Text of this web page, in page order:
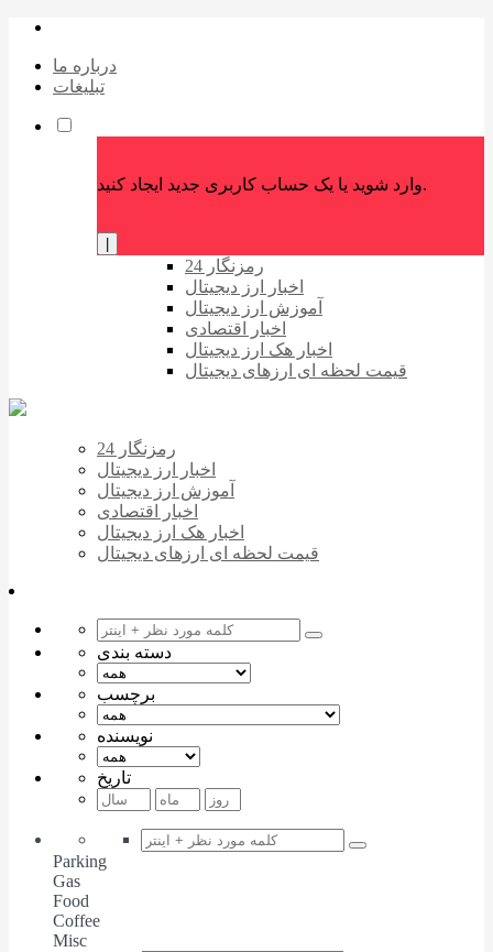
درباره ما
تبلیغات
وارد شوید یا یک حساب کاربری جدید ایجاد کنید.
رمزنگار 24
اخبار ارز دیجیتال
آموزش ارز دیجیتال
اخبار اقتصادی
اخبار هک ارز دیجیتال
قیمت لحظه ای ارزهای دیجیتال
رمزنگار 24
اخبار ارز دیجیتال
آموزش ارز دیجیتال
اخبار اقتصادی
اخبار هک ارز دیجیتال
قیمت لحظه ای ارزهای دیجیتال
دسته بندی
برچسب
نویسنده
تاریخ
Parking
Gas
Food
Coffee
Misc